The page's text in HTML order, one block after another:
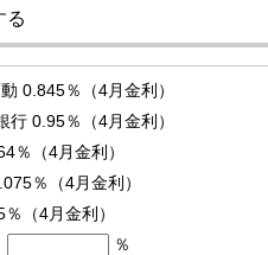
る
0.845％（4月金利）
行 0.95％（4月金利）
％（4月金利）
％（4月金利）
（4月金利）
％